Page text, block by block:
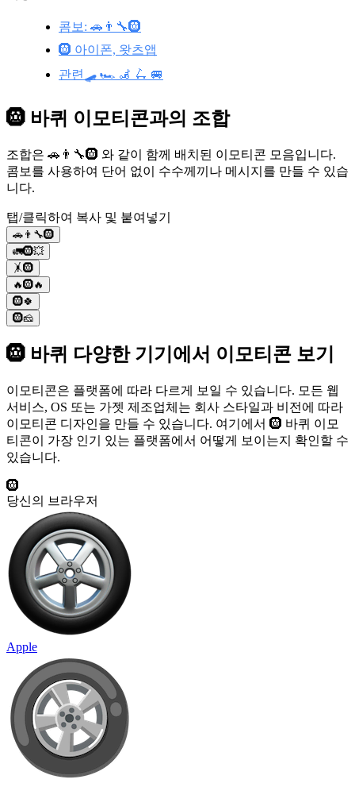
콤보: 🚗👨‍🔧🛞
🛞 아이폰, 왓츠앱
관련🛹 🏎️ 🦼 🛴 🚐
🛞 바퀴 이모티콘과의 조합
조합은 🚗👨‍🔧🛞 와 같이 함께 배치된 이모티콘 모음입니다.
콤보를 사용하여 단어 없이 수수께끼나 메시지를 만들 수 있습
니다.
탭/클릭하여 복사 및 붙여넣기
🚗👨‍🔧🛞
🚛🛞💥
🤸🛞
🔥🛞🔥
🛞🍀
🛞🧀
🛞 바퀴 다양한 기기에서 이모티콘 보기
이모티콘은 플랫폼에 따라 다르게 보일 수 있습니다. 모든 웹
서비스, OS 또는 가젯 제조업체는 회사 스타일과 비전에 따라
이모티콘 디자인을 만들 수 있습니다. 여기에서 🛞 바퀴 이모
티콘이 가장 인기 있는 플랫폼에서 어떻게 보이는지 확인할 수
있습니다.
🛞
당신의 브라우저
Apple